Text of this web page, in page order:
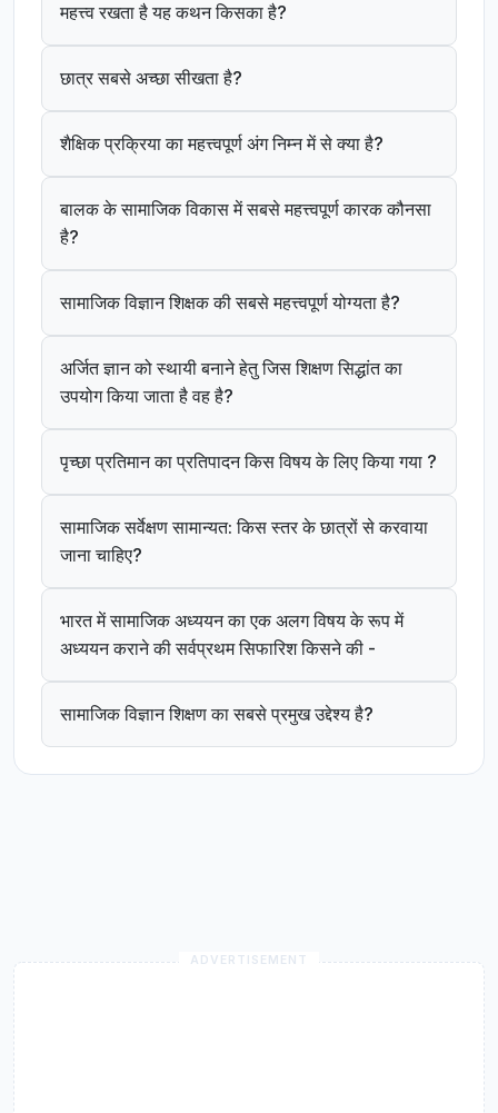
महत्त्व रखता है यह कथन किसका है?
छात्र सबसे अच्छा सीखता है?
शैक्षिक प्रक्रिया का महत्त्वपूर्ण अंग निम्न में से क्या है?
बालक के सामाजिक विकास में सबसे महत्त्वपूर्ण कारक कौनसा
है?
सामाजिक विज्ञान शिक्षक की सबसे महत्त्वपूर्ण योग्यता है?
अर्जित ज्ञान को स्थायी बनाने हेतु जिस शिक्षण सिद्धांत का
उपयोग किया जाता है वह है?
पृच्छा प्रतिमान का प्रतिपादन किस विषय के लिए किया गया ?
सामाजिक सर्वेक्षण सामान्यत: किस स्तर के छात्रों से करवाया
जाना चाहिए?
भारत में सामाजिक अध्ययन का एक अलग विषय के रूप में
अध्ययन कराने की सर्वप्रथम सिफारिश किसने की -
सामाजिक विज्ञान शिक्षण का सबसे प्रमुख उद्देश्य है?